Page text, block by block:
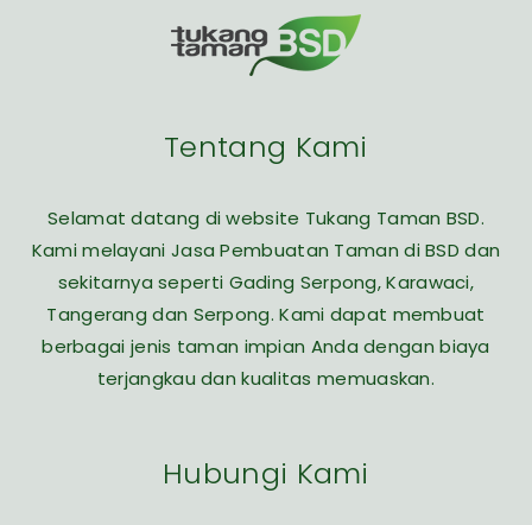
Tentang Kami
Selamat datang di website Tukang Taman BSD.
Kami melayani Jasa Pembuatan Taman di BSD dan
sekitarnya seperti Gading Serpong, Karawaci,
Tangerang dan Serpong. Kami dapat membuat
berbagai jenis taman impian Anda dengan biaya
terjangkau dan kualitas memuaskan.
Hubungi Kami